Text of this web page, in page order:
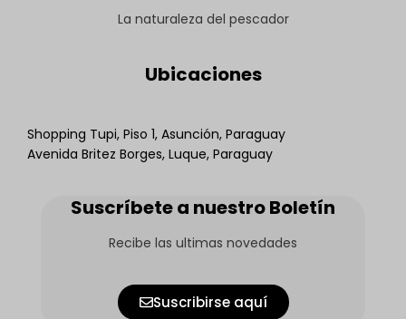
La naturaleza del pescador
Ubicaciones
Shopping Tupi, Piso 1, Asunción, Paraguay
Avenida Britez Borges, Luque, Paraguay
Suscríbete a nuestro Boletín
Recibe las ultimas novedades
Suscribirse aquí